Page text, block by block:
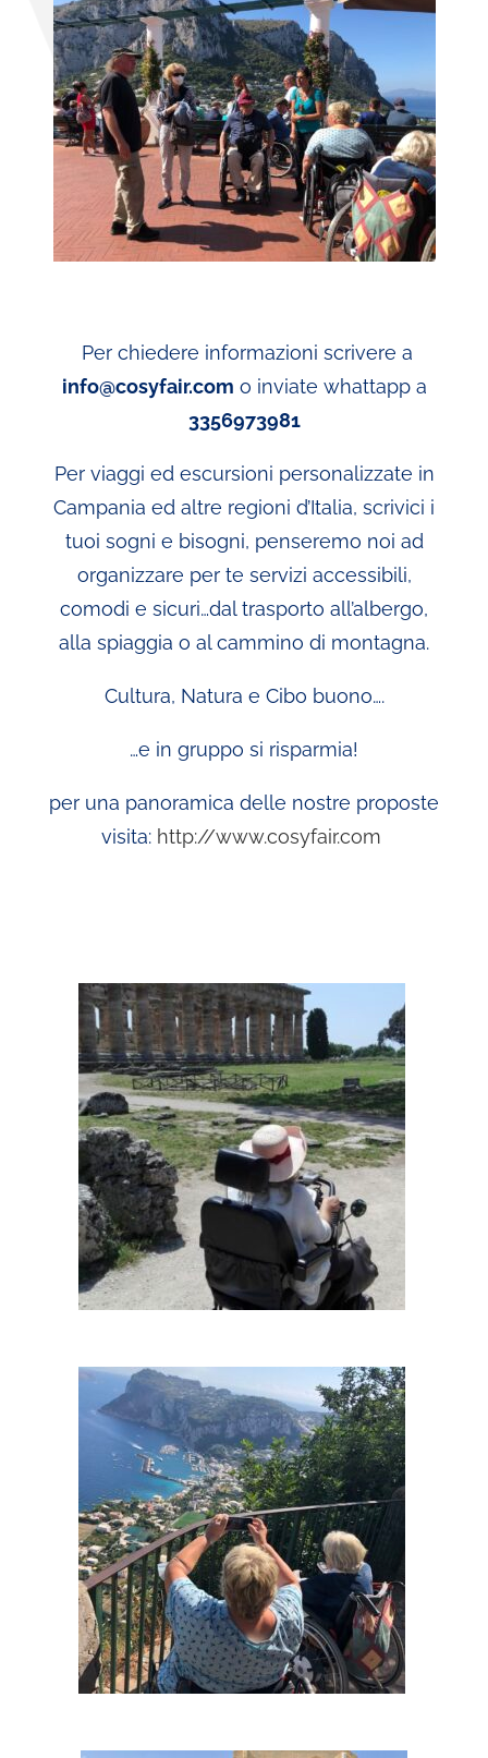
Per chiedere informazioni scrivere a
info@cosyfair.com o inviate whattapp a
3356973981
Per viaggi ed escursioni personalizzate in
Campania ed altre regioni d’Italia, scrivici i
tuoi sogni e bisogni, penseremo noi ad
organizzare per te servizi accessibili,
comodi e sicuri…dal trasporto all’albergo,
alla spiaggia o al cammino di montagna.
Cultura, Natura e Cibo buono….
…e in gruppo si risparmia!
per una panoramica delle nostre proposte
visita: http://www.cosyfair.com